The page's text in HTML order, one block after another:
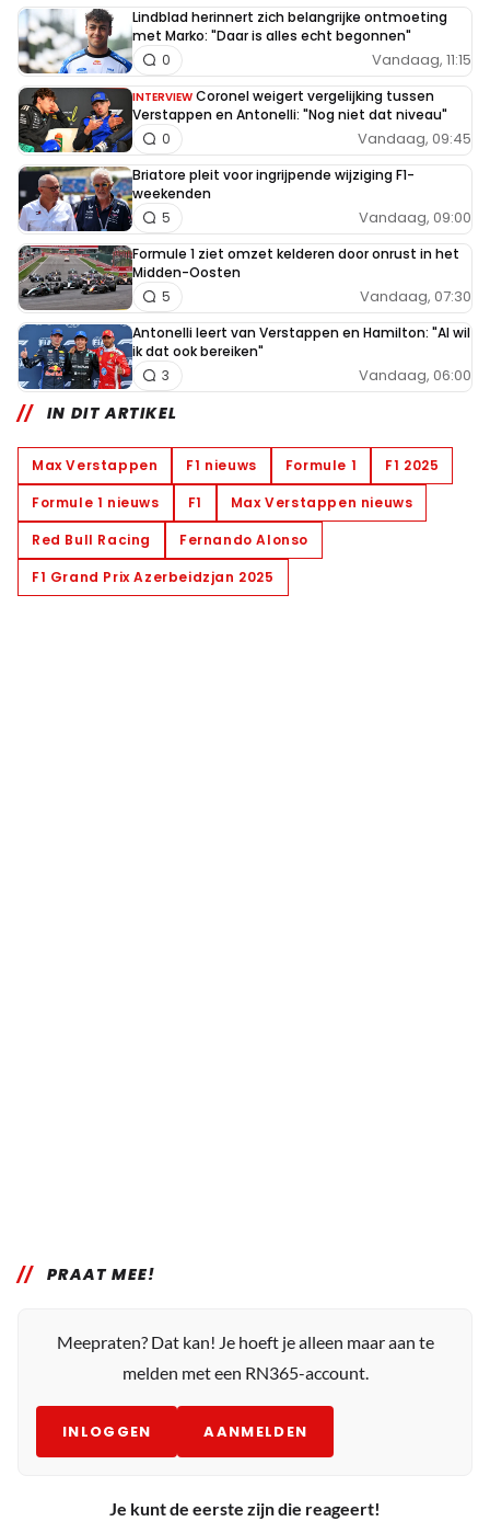
Lindblad herinnert zich belangrijke ontmoeting
met Marko: "Daar is alles echt begonnen"
Vandaag, 11:15
0
INTERVIEW Coronel weigert vergelijking tussen
Verstappen en Antonelli: "Nog niet dat niveau"
Vandaag, 09:45
0
Briatore pleit voor ingrijpende wijziging F1-
weekenden
Vandaag, 09:00
5
Formule 1 ziet omzet kelderen door onrust in het
Midden-Oosten
Vandaag, 07:30
5
Antonelli leert van Verstappen en Hamilton: "Al wil
ik dat ook bereiken"
Vandaag, 06:00
3
IN DIT ARTIKEL
Max Verstappen F1 nieuws Formule 1
F1 2025
Formule 1 nieuws
F1
Max Verstappen nieuws
Red Bull Racing
Fernando Alonso
F1 Grand Prix Azerbeidzjan 2025
PRAAT MEE!
Meepraten? Dat kan! Je hoeft je alleen maar aan te
melden met een RN365-account.
INLOGGEN AANMELDEN
Je kunt de eerste zijn die reageert!